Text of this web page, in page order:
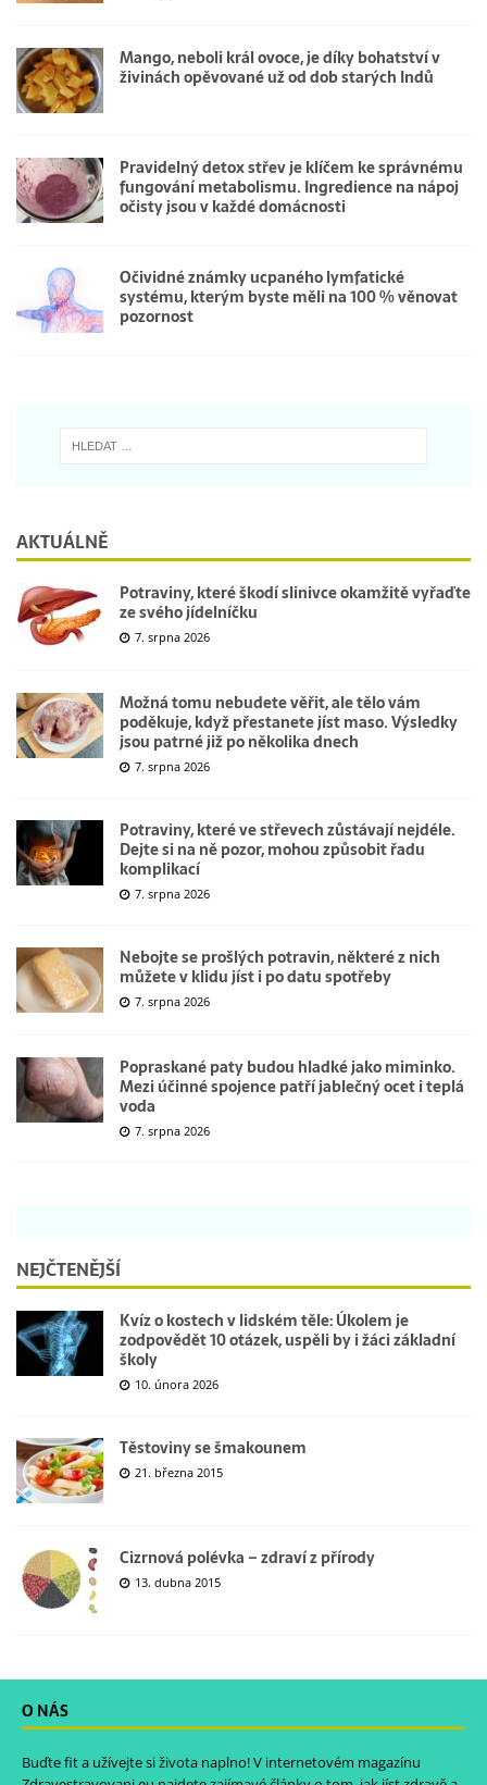
Mango, neboli král ovoce, je díky bohatství v
živinách opěvované už od dob starých Indů
Pravidelný detox střev je klíčem ke správnému
fungování metabolismu. Ingredience na nápoj
očisty jsou v každé domácnosti
Očividné známky ucpaného lymfatické
systému, kterým byste měli na 100 % věnovat
pozornost
AKTUÁLNĚ
Potraviny, které škodí slinivce okamžitě vyřaďte
ze svého jídelníčku
7. srpna 2026
Možná tomu nebudete věřit, ale tělo vám
poděkuje, když přestanete jíst maso. Výsledky
jsou patrné již po několika dnech
7. srpna 2026
Potraviny, které ve střevech zůstávají nejdéle.
Dejte si na ně pozor, mohou způsobit řadu
komplikací
7. srpna 2026
Nebojte se prošlých potravin, některé z nich
můžete v klidu jíst i po datu spotřeby
7. srpna 2026
Popraskané paty budou hladké jako miminko.
Mezi účinné spojence patří jablečný ocet i teplá
voda
7. srpna 2026
NEJČTENĚJŠÍ
Kvíz o kostech v lidském těle: Úkolem je
zodpovědět 10 otázek, uspěli by i žáci základní
školy
10. února 2026
Těstoviny se šmakounem
21. března 2015
Cizrnová polévka – zdraví z přírody
13. dubna 2015
O NÁS
Buďte fit a užívejte si života naplno! V internetovém magazínu